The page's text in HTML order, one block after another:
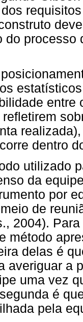
do processo
entre
dentro
utilizado
da
por
de
2004).
método
delas é
averiguar a
uma vez
é
pela